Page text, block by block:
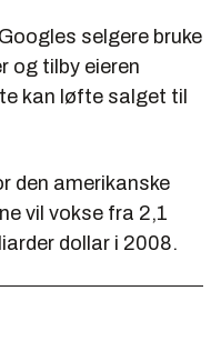
selgere bruke
og tilby eieren
kan løfte salget til
den amerikanske
vil vokse fra 2,1
dollar i 2008.